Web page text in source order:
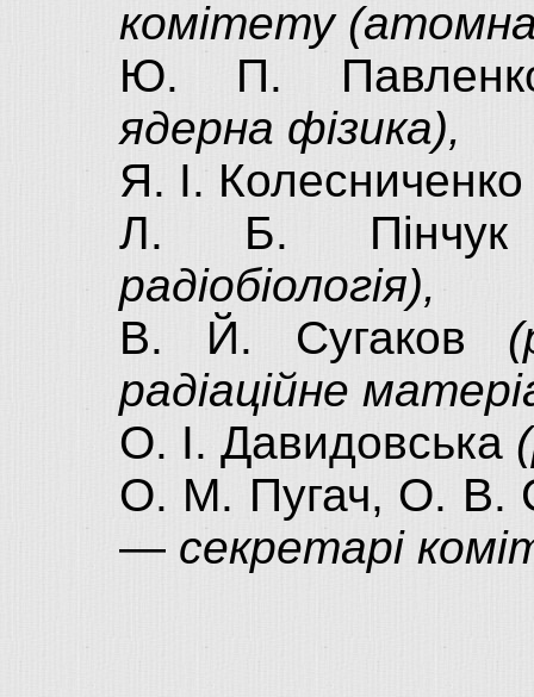
комітету
Ю. П.
ядерна фізика),
Я. І.
Л. Б.
радіобіологія),
В. Й. Сугаков
радіаційне
О. І. Давидовська
О. М. Пугач, О. В.
— секретарі